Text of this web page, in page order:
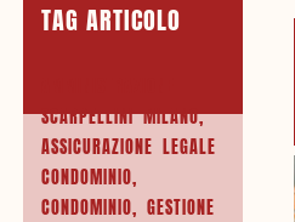
TAG ARTICOLO
SCARPELLINI MILANO,
ASSICURAZIONE LEGALE
CONDOMINIO,
CONDOMINIO, GESTIONE